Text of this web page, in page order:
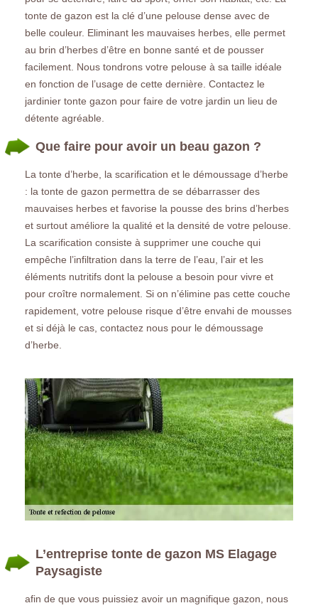
tonte de gazon est la clé d’une pelouse dense avec de
belle couleur. Eliminant les mauvaises herbes, elle permet
au brin d’herbes d’être en bonne santé et de pousser
facilement. Nous tondrons votre pelouse à sa taille idéale
en fonction de l’usage de cette dernière. Contactez le
jardinier tonte gazon pour faire de votre jardin un lieu de
détente agréable.
Que faire pour avoir un beau gazon ?
La tonte d’herbe, la scarification et le démoussage d’herbe
: la tonte de gazon permettra de se débarrasser des
mauvaises herbes et favorise la pousse des brins d’herbes
et surtout améliore la qualité et la densité de votre pelouse.
La scarification consiste à supprimer une couche qui
empêche l’infiltration dans la terre de l’eau, l’air et les
éléments nutritifs dont la pelouse a besoin pour vivre et
pour croître normalement. Si on n’élimine pas cette couche
rapidement, votre pelouse risque d’être envahi de mousses
et si déjà le cas, contactez nous pour le démoussage
d’herbe.
L’entreprise tonte de gazon MS Elagage
Paysagiste
afin de que vous puissiez avoir un magnifique gazon, nous